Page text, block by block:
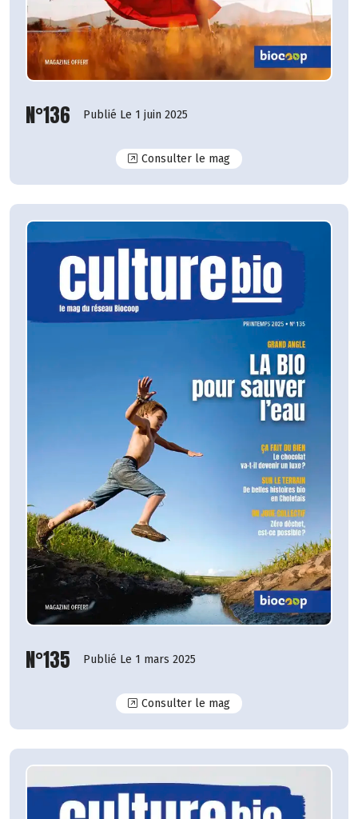
N°136 Publié Le 1 juin 2025
Consulter le magN°136
N°135 Publié Le 1 mars 2025
Consulter le magN°135